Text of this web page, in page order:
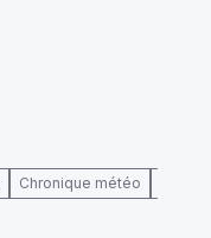
Chronique météo